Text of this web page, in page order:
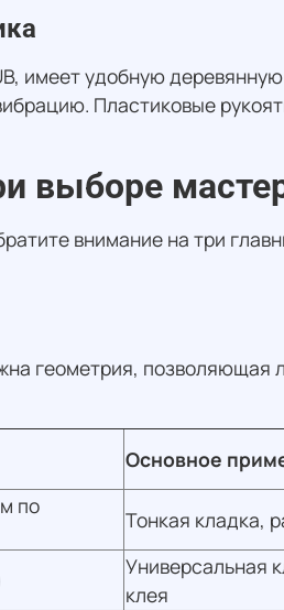
имеет удобную
Пластиковые
выборе
внимание на три
геометрия, позволяющая
Основное
по
Тонкая кладка,
Универсальная
клея